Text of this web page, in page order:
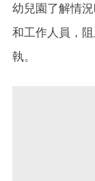
幼兒園了解情
和工作人員，
執。